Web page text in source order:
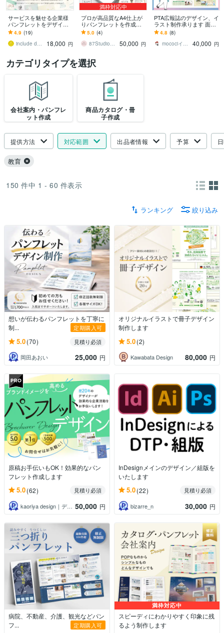
サービスを魅せる企業様
パンフレットをデザイン
します 企業様の思いを込
めたサービスの伝わるパ
ンフレットを作成します
4.9 (19)
include design
18,000 円
満枠対応中
プロが高品質なA4仕上が
りパンフレットを作成し
ます 【二つ折り／4ペー
ジ】リーフレットデザイ
ンはお任せください
5.0 (4)
87Studio｜ハチナナスタジオ
50,000 円
PTA広報誌のデザイン、イ
ラスト制作承ります 面倒
な広報誌デザインはデザ
イナーにおまかせ！
4.8 (8)
mocociイラストレーター
40,000 円
カテゴリタイプを選択
会社案内・パンフレ
ット作成
商品カタログ・冊
子作成
提供方法 対応範囲 出品者情報 予算
教育
150 件中 1 - 60 件表示
ランキング 絞り込み
想いが伝わるパンフレットを丁寧に
制...
定期購入可
5.0(70)
見積り必須
岡田あおい
25,000 円
オリジナルイラストで冊子デザイン
制作します
5.0(2)
Kawabata Design 80,000 円
原稿お手伝いもOK！効果的なパン
フレット作成します
5.0(62)
見積り必須
kaoriya design｜デザイナー
50,000 円
InDesignメインのデザイン／組版を
いたします
5.0(22)
見積り必須
bizarre_n
30,000 円
病院、不動産、介護、観光などパン
フ...
定期購入可
満枠対応中
スピーディにわかりやすく印象に残
るよう制作します